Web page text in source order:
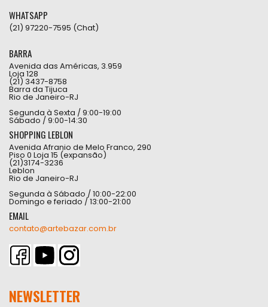
WHATSAPP
(21) 97220-7595 (Chat)
BARRA
Avenida das Américas, 3.959
Loja 128
(21) 3437-8758
Barra da Tijuca
Rio de Janeiro-RJ
Segunda à Sexta / 9:00-19:00
Sábado / 9:00-14:30
SHOPPING LEBLON
Avenida Afranio de Melo Franco, 290
Piso 0 Loja 15 (expansão)
(21)3174-3236
Leblon
Rio de Janeiro-RJ
Segunda à Sábado / 10:00-22:00
Domingo e feriado / 13:00-21:00
EMAIL
contato@artebazar.com.br
NEWSLETTER